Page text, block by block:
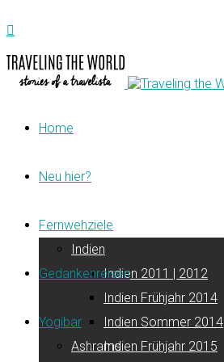
Home
Neu hier?
Fernwehziele
Indien
Indien 2011 | 2012
Indien Frühjahr 2014
Indien Sommer 2014
Indien Frühjahr 2015
Gedankenreisen
Yogibar
Ashrams